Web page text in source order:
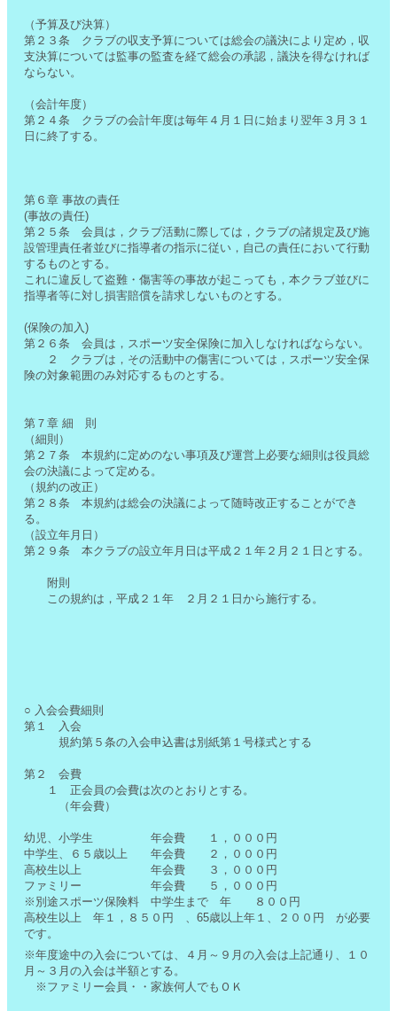
（予算及び決算）
第２３条 クラブの収支予算については総会の議決により定め，収
支決算については監事の監査を経て総会の承認，議決を得なければ
ならない。
（会計年度）
第２４条 クラブの会計年度は毎年４月１日に始まり翌年３月３１
日に終了する。
第６章 事故の責任
(事故の責任)
第２５条 会員は，クラブ活動に際しては，クラブの諸規定及び施
設管理責任者並びに指導者の指示に従い，自己の責任において行動
するものとする。
これに違反して盗難・傷害等の事故が起こっても，本クラブ並びに
指導者等に対し損害賠償を請求しないものとする。
(保険の加入)
第２６条 会員は，スポーツ安全保険に加入しなければならない。
２ クラブは，その活動中の傷害については，スポーツ安全保
険の対象範囲のみ対応するものとする。
第７章 細 則
（細則）
第２７条 本規約に定めのない事項及び運営上必要な細則は役員総
会の決議によって定める。
（規約の改正）
第２８条 本規約は総会の決議によって随時改正することができ
る。
（設立年月日）
第２９条 本クラブの設立年月日は平成２１年２月２１日とする。
附則
この規約は，平成２１年 ２月２１日から施行する。
○ 入会会費細則
第１ 入会
規約第５条の入会申込書は別紙第１号様式とする
第２ 会費
１ 正会員の会費は次のとおりとする。
（年会費）
幼児、小学生 年会費 １，０００円
中学生、６５歳以上 年会費 ２，０００円
高校生以上 年会費 ３，０００円
ファミリー 年会費 ５，０００円
※別途スポーツ保険料 中学生まで 年 ８００円
高校生以上 年１，８５０円 、65歳以上年１、２００円 が必要
です。
※年度途中の入会については、４月～９月の入会は上記通り、１０
月～３月の入会は半額とする。
※ファミリー会員・・家族何人でもＯＫ